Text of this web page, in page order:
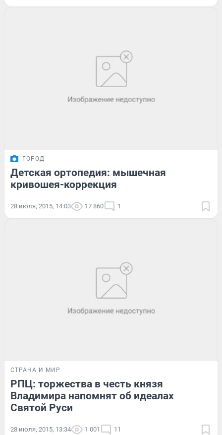
ГОРОД
Детская ортопедия: мышечная
кривошея-коррекция
28 июля, 2015, 14:03 17 860 1
СТРАНА И МИР
РПЦ: торжества в честь князя
Владимира напомнят об идеалах
Святой Руси
28 июля, 2015, 13:34 1 001 11